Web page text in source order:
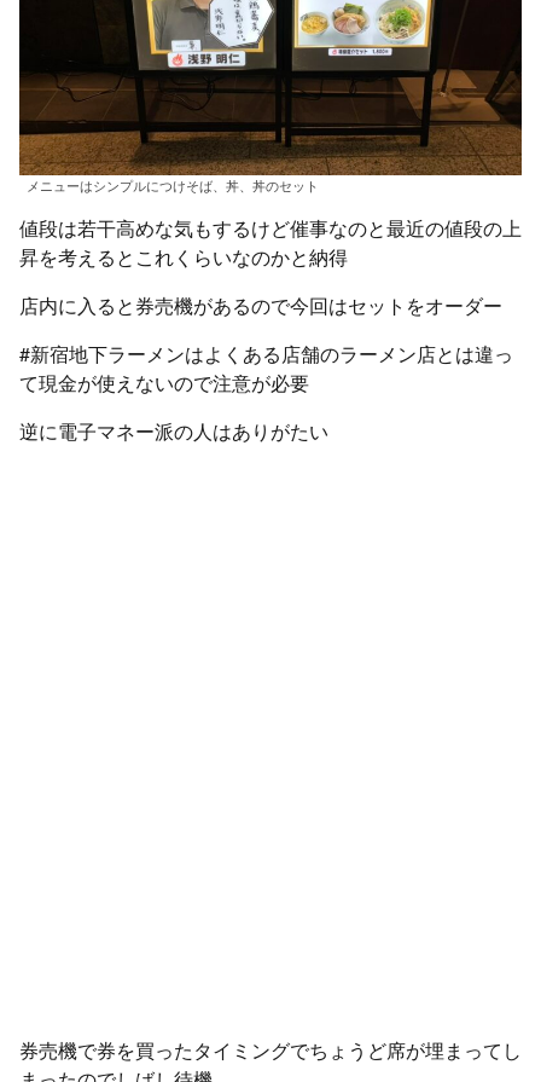
メニューはシンプルにつけそば、丼、丼のセット
値段は若干高めな気もするけど催事なのと最近の値段の上
昇を考えるとこれくらいなのかと納得
店内に入ると券売機があるので今回はセットをオーダー
#新宿地下ラーメンはよくある店舗のラーメン店とは違っ
て現金が使えないので注意が必要
逆に電子マネー派の人はありがたい
券売機で券を買ったタイミングでちょうど席が埋まってし